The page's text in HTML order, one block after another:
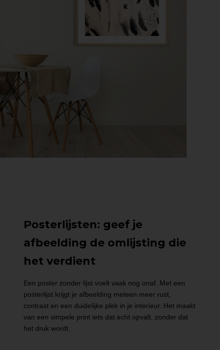
Posterlijsten: geef je
afbeelding de omlijsting die
het verdient
Een poster zonder lijst voelt vaak nog onaf. Met een
posterlijst krijgt je afbeelding meteen meer rust,
contrast en een duidelijke plek in je interieur. Het maakt
van een simpele print iets dat echt opvalt, zonder dat
het druk wordt.